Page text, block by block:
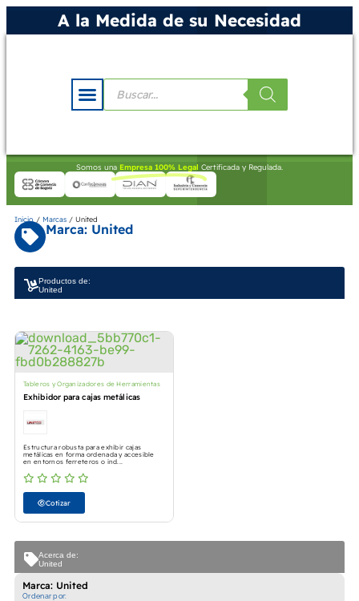
A la Medida de su Necesidad
Somos una Empresa 100% Legal Certificada y Regulada.
Marca: United
Ordenar por:
Inicio / Marcas / United
Marca: United
Productos de:
United
Acerca de:
United
Tableros y Organizadores de Herramientas
Exhibidor para cajas metálicas
Estructura robusta para exhibir cajas
metálicas en forma ordenada y accesible
en entornos ferreteros o ind...
Cotizar